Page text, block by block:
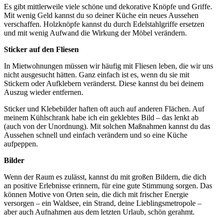
Es gibt mittlerweile viele schöne und dekorative Knöpfe und Griffe.
Mit wenig Geld kannst du so deiner Küche ein neues Aussehen
verschaffen. Holzknöpfe kannst du durch Edelstahlgriffe ersetzen
und mit wenig Aufwand die Wirkung der Möbel verändern.
Sticker auf den Fliesen
In Mietwohnungen müssen wir häufig mit Fliesen leben, die wir uns
nicht ausgesucht hätten. Ganz einfach ist es, wenn du sie mit
Stickern oder Aufklebern veränderst. Diese kannst du bei deinem
Auszug wieder entfernen.
Sticker und Klebebilder haften oft auch auf anderen Flächen. Auf
meinem Kühlschrank habe ich ein geklebtes Bild – das lenkt ab
(auch von der Unordnung). Mit solchen Maßnahmen kannst du das
Aussehen schnell und einfach verändern und so eine Küche
aufpeppen.
Bilder
Wenn der Raum es zulässt, kannst du mit großen Bildern, die dich
an positive Erlebnisse erinnern, für eine gute Stimmung sorgen. Das
können Motive von Orten sein, die dich mit frischer Energie
versorgen – ein Waldsee, ein Strand, deine Lieblingsmetropole –
aber auch Aufnahmen aus dem letzten Urlaub, schön gerahmt.